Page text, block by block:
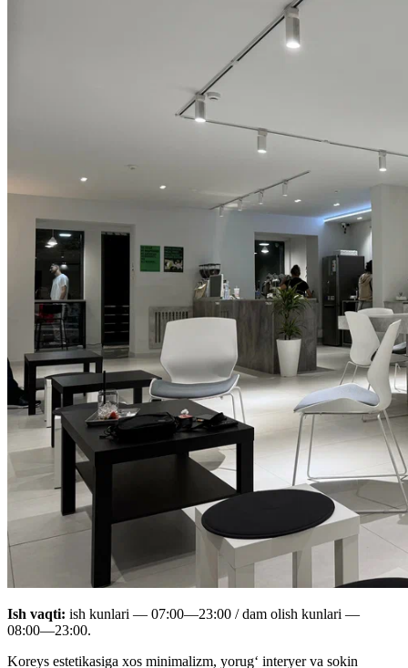
Ish vaqti: ish kunlari — 07:00—23:00 / dam olish kunlari —
08:00—23:00.
Koreys estetikasiga xos minimalizm, yorug‘ interyer va sokin